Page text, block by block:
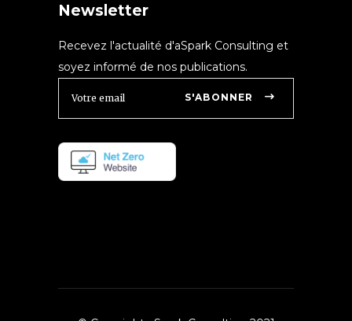
Newsletter
Recevez l'actualité d'aSpark Consulting et
soyez informé de nos publications.
S'ABONNER